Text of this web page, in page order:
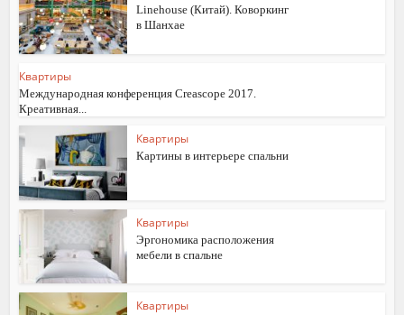
Linehouse (Китай). Коворкинг
в Шанхае
Квартиры
Международная конференция Creascope 2017.
Креативная...
Квартиры
Картины в интерьере спальни
Квартиры
Эргономика расположения
мебели в спальне
Квартиры